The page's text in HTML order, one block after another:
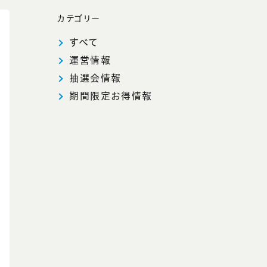
カテゴリー
すべて
運営情報
抽選会情報
期間限定お得情報